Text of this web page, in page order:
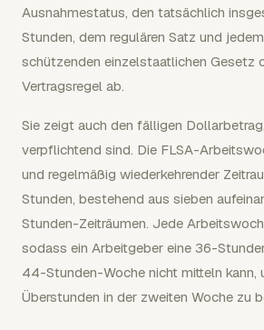
Ausnahmestatus, den tatsächlich
Stunden, dem regulären Satz und
schützenden einzelstaatlichen Gesetz
Vertragsregel ab.
Sie zeigt auch den fälligen
verpflichtend sind. Die FLSA-
und regelmäßig wiederkehrender
Stunden, bestehend aus sieben
Stunden-Zeiträumen. Jede
sodass ein Arbeitgeber eine 36-
44-Stunden-Woche nicht mitteln kann,
Überstunden in der zweiten Woche zu